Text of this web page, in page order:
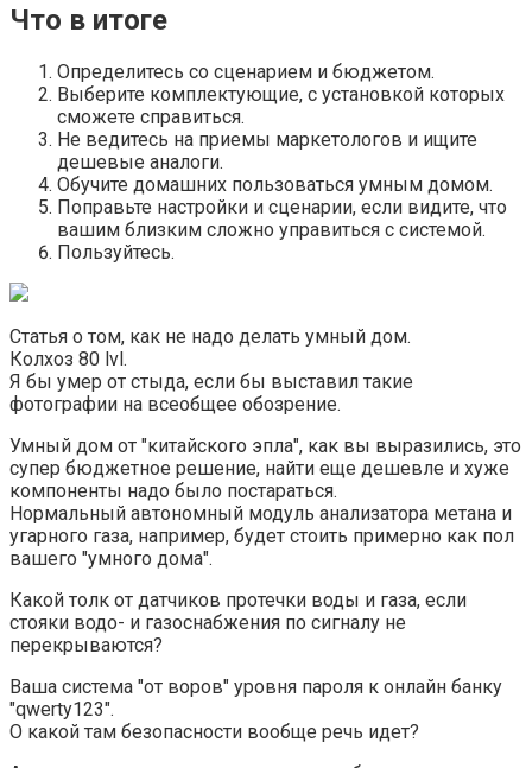
Что в итоге
Определитесь со сценарием и бюджетом.
Выберите комплектующие, с установкой которых
сможете справиться.
Не ведитесь на приемы маркетологов и ищите
дешевые аналоги.
Обучите домашних пользоваться умным домом.
Поправьте настройки и сценарии, если видите, что
вашим близким сложно управиться с системой.
Пользуйтесь.
Статья о том, как не надо делать умный дом.
Колхоз 80 lvl.
Я бы умер от стыда, если бы выставил такие
фотографии на всеобщее обозрение.
Умный дом от "китайского эпла", как вы выразились, это
супер бюджетное решение, найти еще дешевле и хуже
компоненты надо было постараться.
Нормальный автономный модуль анализатора метана и
угарного газа, например, будет стоить примерно как пол
вашего "умного дома".
Какой толк от датчиков протечки воды и газа, если
стояки водо- и газоснабжения по сигналу не
перекрываются?
Ваша система "от воров" уровня пароля к онлайн банку
"qwerty123".
О какой там безопасности вообще речь идет?